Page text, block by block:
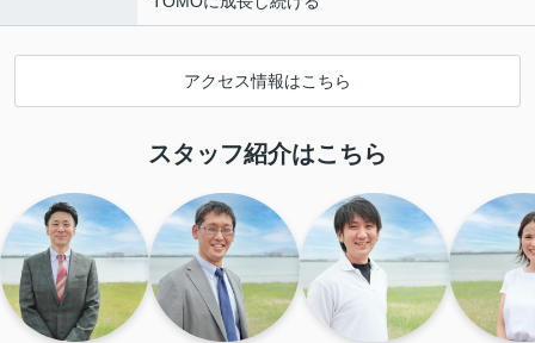
アクセス情報はこちら
スタッフ紹介はこちら